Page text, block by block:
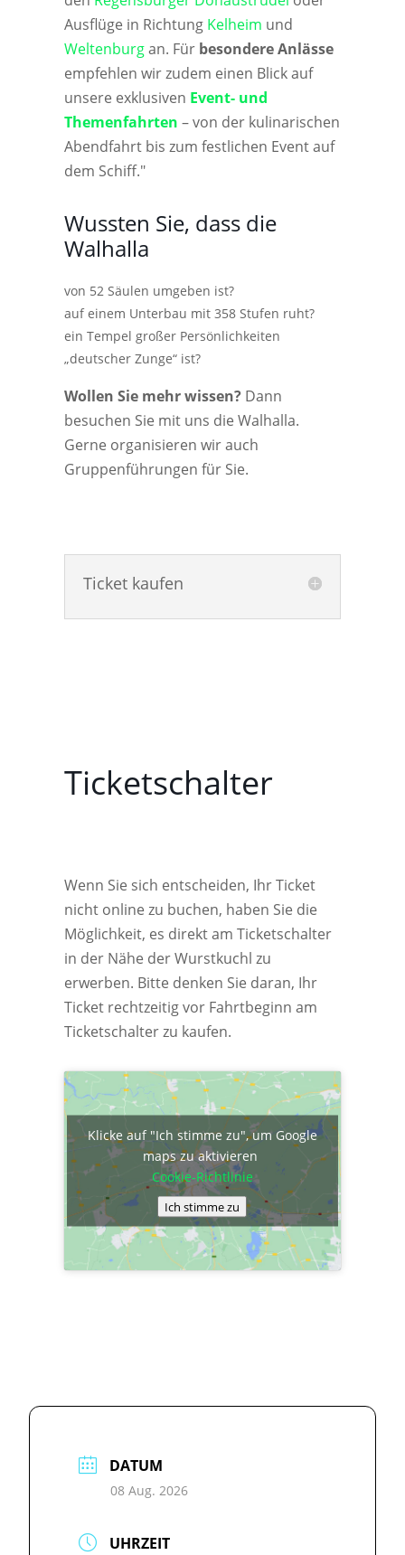
Ausflüge in Richtung Kelheim und
Weltenburgan. Für besondere Anlässe
empfehlen wir zudem einen Blick auf
unsere exklusiven Event- und
Themenfahrten – von der kulinarischen
Abendfahrt bis zum festlichen Event auf
dem Schiff."
Wussten Sie, dass die
Walhalla
von 52 Säulen umgeben ist?
auf einem Unterbau mit 358 Stufen ruht?
ein Tempel großer Persönlichkeiten
„deutscher Zunge“ ist?
Wollen Sie mehr wissen? Dann
besuchen Sie mit uns die Walhalla.
Gerne organisieren wir auch
Gruppenführungen für Sie.
Ticket kaufen
Ticketschalter
Wenn Sie sich entscheiden, Ihr Ticket
nicht online zu buchen, haben Sie die
Möglichkeit, es direkt am Ticketschalter
in der Nähe der Wurstkuchl zu
erwerben. Bitte denken Sie daran, Ihr
Ticket rechtzeitig vor Fahrtbeginn am
Ticketschalter zu kaufen.
Klicke auf "Ich stimme zu", um Google
maps zu aktivieren
Cookie-Richtlinie
Ich stimme zu
DATUM
08 Aug. 2026
UHRZEIT